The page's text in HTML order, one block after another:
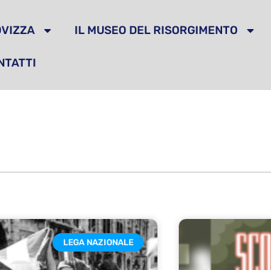
IL MUSEO DEL RISORGIMENTO
LEGA NAZIONALE